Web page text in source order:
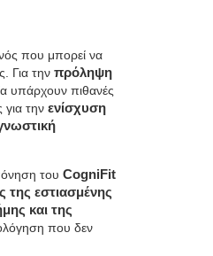
που μπορεί να
Για την πρόληψη
υπάρχουν πιθανές
την ενίσχυση
του CogniFit
εστιασμένης
και της
που δεν